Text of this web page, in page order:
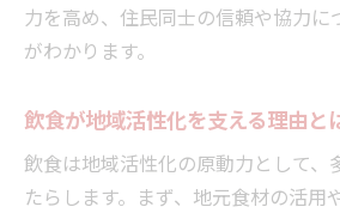
力を高め、住民同士の信頼や協力に
がわかります。
飲食が地域活性化を支える理由と
飲食は地域活性化の原動力として、
たらします。まず、地元食材の活用